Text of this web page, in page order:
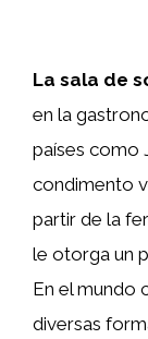
La sala de
en la
países como
condimento
partir de la
le otorga un
En el mundo
diversas